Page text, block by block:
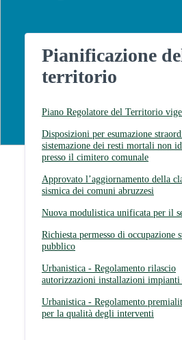
Pianificazione
territorio
Piano Regolatore del Territorio
Disposizioni per esumazione
sistemazione dei resti mortali non
presso il cimitero comunale
Approvato l’aggiornamento della
sismica dei comuni abruzzesi
Nuova modulistica unificata per il
Richiesta permesso di occupazione
pubblico
Urbanistica - Regolamento rilascio
autorizzazioni installazioni impianti
Urbanistica - Regolamento
per la qualità degli interventi